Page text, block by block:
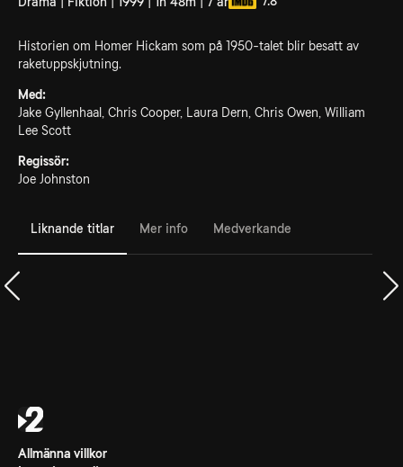
Historien om Homer Hickam som på 1950-talet blir besatt av
raketuppskjutning.
Med:
Jake Gyllenhaal, Chris Cooper, Laura Dern, Chris Owen, William
Lee Scott
Regissör:
Joe Johnston
Liknande titlar Mer info Medverkande
Allmänna villkor